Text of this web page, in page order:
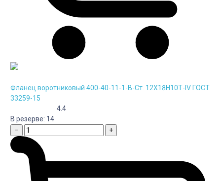
Фланец воротниковый 400-40-11-1-B-Cт. 12Х18Н10Т-IV ГОСТ
33259-15
4.4
В резерве: 14
–
+